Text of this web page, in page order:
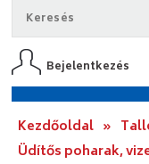
Bejelentkezés
Kezdőoldal »
Üdítős poharak,